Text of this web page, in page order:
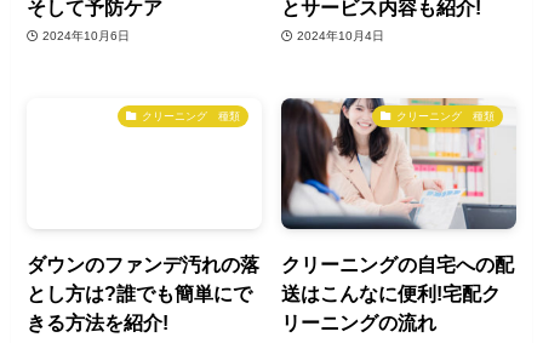
そして予防ケア
2024年10月6日
とサービス内容も紹介!
2024年10月4日
クリーニング 種類
ダウンのファンデ汚れの落
とし方は?誰でも簡単にで
きる方法を紹介!
クリーニング 種類
クリーニングの自宅への配
送はこんなに便利!宅配ク
リーニングの流れ